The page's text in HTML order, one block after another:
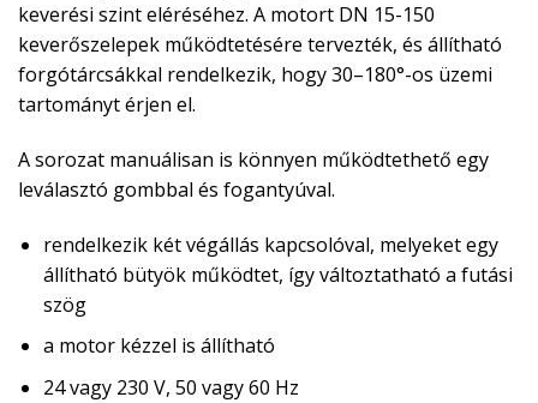
keverési szint eléréséhez. A motort DN 15-150
keverőszelepek működtetésére tervezték, és állítható
forgótárcsákkal rendelkezik, hogy 30–180°-os üzemi
tartományt érjen el.
A sorozat manuálisan is könnyen működtethető egy
leválasztó gombbal és fogantyúval.
rendelkezik két végállás kapcsolóval, melyeket egy
állítható bütyök működtet, így változtatható a futási
szög
a motor kézzel is állítható
24 vagy 230 V, 50 vagy 60 Hz